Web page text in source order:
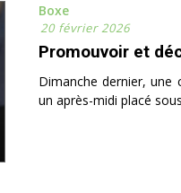
Boxe
20 février 2026
Promouvoir et
Dimanche dernier, une
un après-midi placé